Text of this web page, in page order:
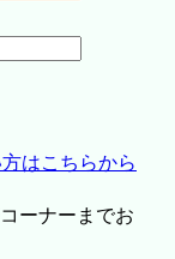
はこちらから
ーナーまでお